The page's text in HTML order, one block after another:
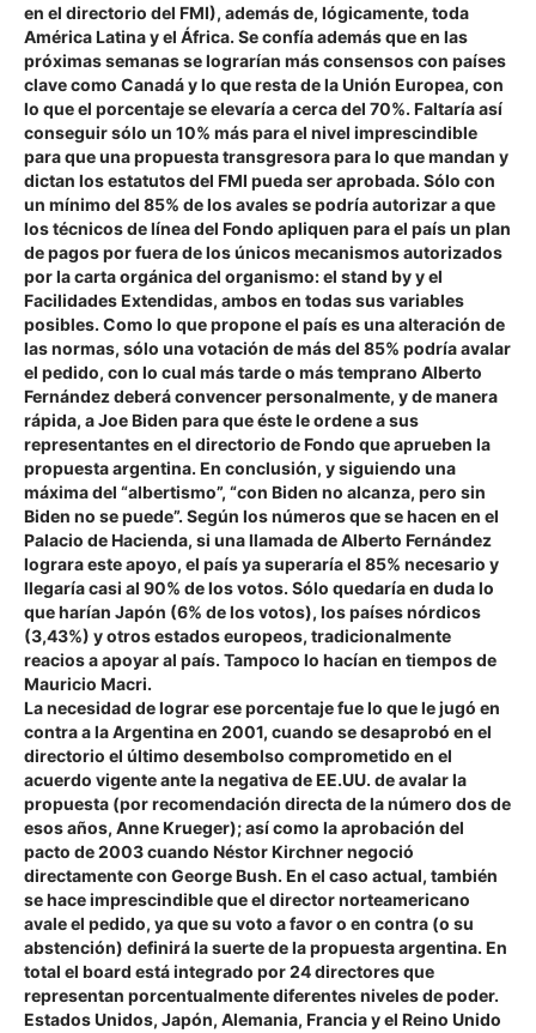
en el directorio del FMI), además de, lógicamente, toda
América Latina y el África. Se confía además que en las
próximas semanas se lograrían más consensos con países
clave como Canadá y lo que resta de la Unión Europea, con
lo que el porcentaje se elevaría a cerca del 70%. Faltaría así
conseguir sólo un 10% más para el nivel imprescindible
para que una propuesta transgresora para lo que mandan y
dictan los estatutos del FMI pueda ser aprobada. Sólo con
un mínimo del 85% de los avales se podría autorizar a que
los técnicos de línea del Fondo apliquen para el país un plan
de pagos por fuera de los únicos mecanismos autorizados
por la carta orgánica del organismo: el stand by y el
Facilidades Extendidas, ambos en todas sus variables
posibles. Como lo que propone el país es una alteración de
las normas, sólo una votación de más del 85% podría avalar
el pedido, con lo cual más tarde o más temprano Alberto
Fernández deberá convencer personalmente, y de manera
rápida, a Joe Biden para que éste le ordene a sus
representantes en el directorio de Fondo que aprueben la
propuesta argentina. En conclusión, y siguiendo una
máxima del “albertismo”, “con Biden no alcanza, pero sin
Biden no se puede”. Según los números que se hacen en el
Palacio de Hacienda, si una llamada de Alberto Fernández
lograra este apoyo, el país ya superaría el 85% necesario y
llegaría casi al 90% de los votos. Sólo quedaría en duda lo
que harían Japón (6% de los votos), los países nórdicos
(3,43%) y otros estados europeos, tradicionalmente
reacios a apoyar al país. Tampoco lo hacían en tiempos de
Mauricio Macri.
La necesidad de lograr ese porcentaje fue lo que le jugó en
contra a la Argentina en 2001, cuando se desaprobó en el
directorio el último desembolso comprometido en el
acuerdo vigente ante la negativa de EE.UU. de avalar la
propuesta (por recomendación directa de la número dos de
esos años, Anne Krueger); así como la aprobación del
pacto de 2003 cuando Néstor Kirchner negoció
directamente con George Bush. En el caso actual, también
se hace imprescindible que el director norteamericano
avale el pedido, ya que su voto a favor o en contra (o su
abstención) definirá la suerte de la propuesta argentina. En
total el board está integrado por 24 directores que
representan porcentualmente diferentes niveles de poder.
Estados Unidos, Japón, Alemania, Francia y el Reino Unido